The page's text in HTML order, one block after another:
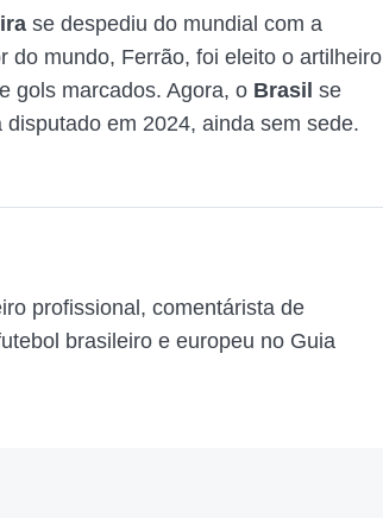
se despediu do mundial com a
do mundo, Ferrão, foi eleito o artilheiro
gols marcados. Agora, o Brasil se
em 2024, ainda sem sede.
profissional, comentárista de
brasileiro e europeu no Guia